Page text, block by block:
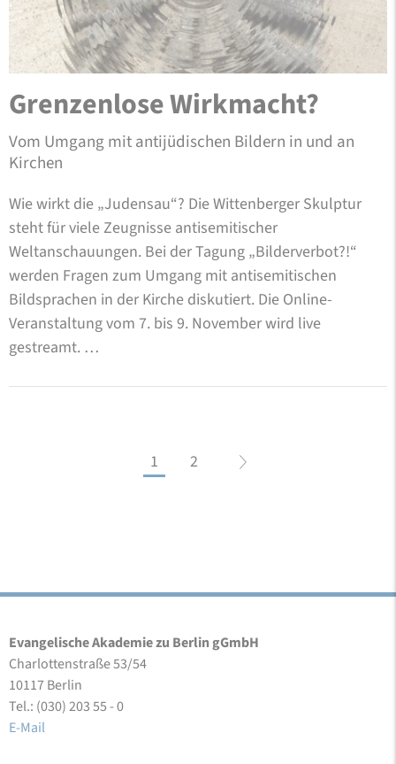
Grenzenlose Wirkmacht?
Vom Umgang mit antijüdischen Bildern in und an
Kirchen
Wie wirkt die „Judensau“? Die Wittenberger Skulptur
steht für viele Zeugnisse antisemitischer
Weltanschauungen. Bei der Tagung „Bilderverbot?!“
werden Fragen zum Umgang mit antisemitischen
Bildsprachen in der Kirche diskutiert. Die Online-
Veranstaltung vom 7. bis 9. November wird live
gestreamt. …
1 2
Evangelische Akademie zu Berlin gGmbH
Charlottenstraße 53/54
10117 Berlin
Tel.: (030) 203 55 - 0
E-Mail